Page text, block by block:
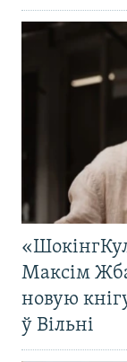
Максім
новую
ў Вільні